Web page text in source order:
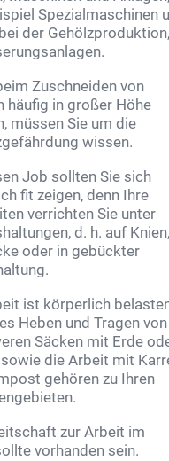
Spezialmaschinen
der Gehölzproduktion,
Zuschneiden von
häufig in großer Höhe
müssen Sie um die
wissen.
Job sollten Sie sich
fit zeigen, denn Ihre
verrichten Sie unter
d. h. auf
oder in gebückter
ist körperlich
Heben und Tragen von
Säcken mit Erde
sowie die Arbeit mit
gehören zu Ihren
zur Arbeit im
vorhanden sein.